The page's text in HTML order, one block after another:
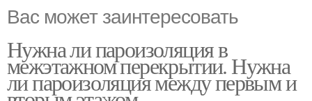
Вас может заинтересовать
Нужна ли пароизоляция в
межэтажном перекрытии. Нужна
ли пароизоляция между первым и